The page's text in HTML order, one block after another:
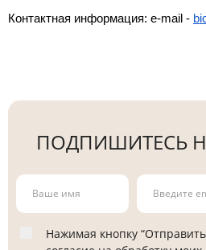
Контактная информация: e-mail -
ПОДПИШИТЕСЬ
Нажимая кнопку